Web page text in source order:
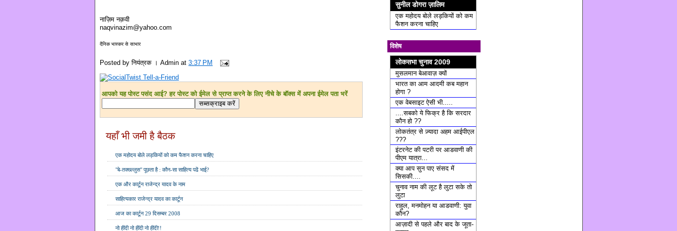
नाज़िम नक़वी
naqvinazim@yahoo.com
दैनिक भास्कर से साभार
Posted byनियंत्रक । Admin at3:37 PM
आपको यह पोस्ट पसंद आई? हर पोस्ट को ईमेल से प्राप्त करने के लिए नीचे के बॉक्स में अपना ईमेल पता भरें
यहाँ भी जमी है बैठक
एक महोदय बोले लड़कियों को कम फैशन करना चाहिए
"बे-तक्ख्ल्लुस" पूछता है : कौन-सा साहित्य पढें भाई?
एक और कार्टून राजेन्द्र यादव के नाम
साहित्यकार राजेन्द्र यादव का कार्टून
आज का कार्टून 29 दिसम्बर 2008
नो हींदी नो हींदी नो हींदी!!
सुनील डोगरा ज़ालिम
एक महोदय बोले लड़कियों को कम
फैशन करना चाहिए
विशेष
लोकसभा चुनाव 2009
मुसलमान बेआवाज़ क्यों
भारत का आम आदमी कब महान
होगा ?
एक वेबसाइट ऐसी भी.....
....सबको ये फिक्र है कि सरदार
कौन हो ??
लोकतंत्र से ज़्यादा अहम आईपीएल
???
इंटरनेट की पटरी पर आडवाणी की
पीएम यात्रा...
क्या आप सुन पाए संसद में
सिसकी....
चुनाव नाम की लूट है लुटा सके तो
लुटा
राहुल, मनमोहन या आडवाणी: युवा
कौन?
आज़ादी से पहले और बाद के जूता-